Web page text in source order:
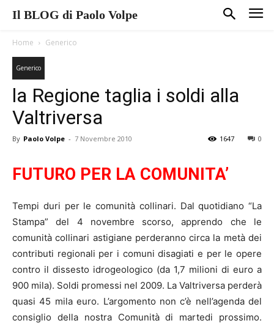
Il BLOG di Paolo Volpe
Home Generico
Generico
la Regione taglia i soldi alla
Valtriversa
By Paolo Volpe - 7 Novembre 2010 0
1647
FUTURO PER LA COMUNITA’
Tempi duri per le comunità collinari. Dal quotidiano “La
Stampa” del 4 novembre scorso, apprendo che le
comunità collinari astigiane perderanno circa la metà dei
contributi regionali per i comuni disagiati e per le opere
contro il dissesto idrogeologico (da 1,7 milioni di euro a
900 mila). Soldi promessi nel 2009. La Valtriversa perderà
quasi 45 mila euro. L’argomento non c’è nell’agenda del
consiglio della nostra Comunità di martedi prossimo.